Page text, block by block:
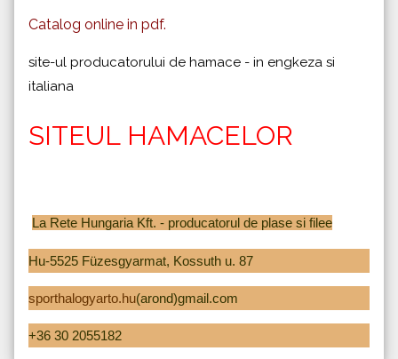
Catalog online in pdf.
site-ul producatorului de hamace - in engkeza si
italiana
SITEUL HAMACELOR
La Rete Hungaria Kft. - producatorul de plase si filee
Hu-5525 Füzesgyarmat, Kossuth u. 87
sporthalogyarto.hu(arond)gmail.com
+36 30 2055182